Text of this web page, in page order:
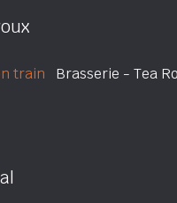
train Brasserie - Tea